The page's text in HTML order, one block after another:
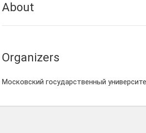
About
Organizers
Московский государственный